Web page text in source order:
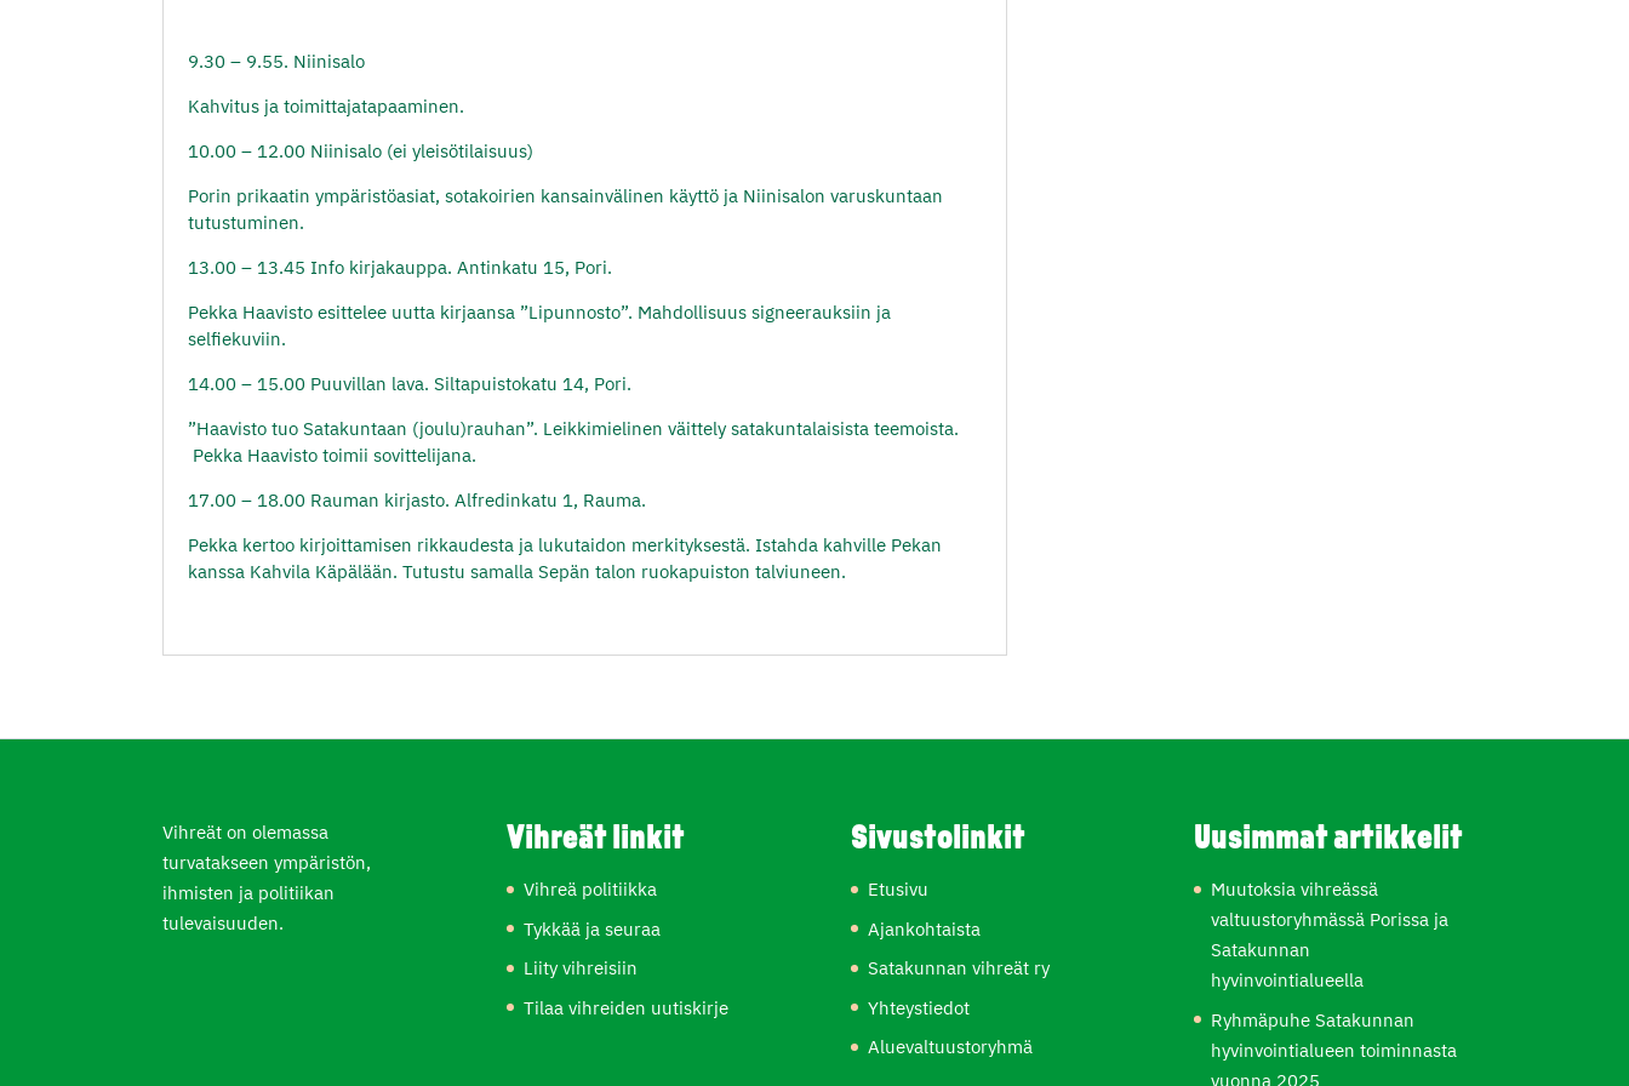
9.30 – 9.55. Niinisalo
Kahvitus ja toimittajatapaaminen.
10.00 – 12.00 Niinisalo (ei yleisötilaisuus)
Porin prikaatin ympäristöasiat, sotakoirien kansainvälinen käyttö ja Niinisalon varuskuntaan
tutustuminen.
13.00 – 13.45 Info kirjakauppa.Antinkatu 15, Pori.
Pekka Haavisto esittelee uutta kirjaansa ”Lipunnosto”. Mahdollisuus signeerauksiin ja
selfiekuviin.
14.00 – 15.00 Puuvillan lava.Siltapuistokatu 14, Pori.
”Haavisto tuo Satakuntaan (joulu)rauhan”. Leikkimielinen väittely satakuntalaisista teemoista.
Pekka Haavisto toimii sovittelijana.
17.00 – 18.00 Rauman kirjasto.Alfredinkatu 1, Rauma.
Pekka kertoo kirjoittamisen rikkaudesta ja lukutaidon merkityksestä. Istahda kahville Pekan
kanssa Kahvila Käpälään. Tutustu samalla Sepän talon ruokapuiston talviuneen.
Vihreät on olemassa
turvatakseen ympäristön,
ihmisten ja politiikan
tulevaisuuden.
Vihreät linkit
Vihreä politiikka
Tykkää ja seuraa
Liity vihreisiin
Tilaa vihreiden uutiskirje
Sivustolinkit
Etusivu
Ajankohtaista
Satakunnan vihreät ry
Yhteystiedot
Aluevaltuustoryhmä
Uusimmat artikkelit
Muutoksia vihreässä
valtuustoryhmässä Porissa ja
Satakunnan
hyvinvointialueella
Ryhmäpuhe Satakunnan
hyvinvointialueen toiminnasta
vuonna 2025